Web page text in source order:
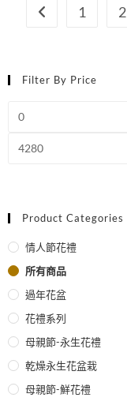
Filter By Price
Product Categories
情人節花禮
所有商品
過年花盆
花禮系列
母親節-永生花禮
乾燥永生花盆栽
母親節-鮮花禮
1 2